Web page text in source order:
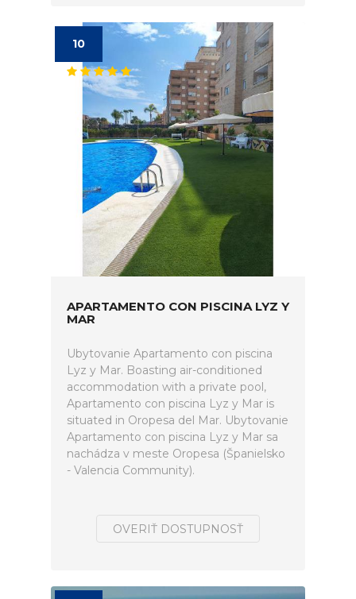
10
APARTAMENTO CON PISCINA LYZ Y
MAR
Ubytovanie Apartamento con piscina
Lyz y Mar. Boasting air-conditioned
accommodation with a private pool,
Apartamento con piscina Lyz y Mar is
situated in Oropesa del Mar. Ubytovanie
Apartamento con piscina Lyz y Mar sa
nachádza v meste Oropesa (Španielsko
- Valencia Community).
OVERIŤ DOSTUPNOSŤ